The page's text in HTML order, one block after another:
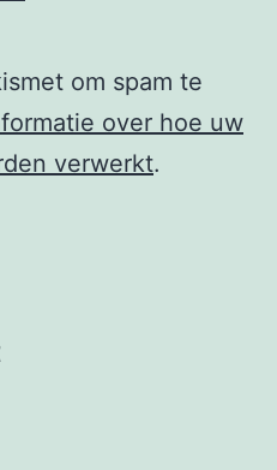
om spam te
over hoe uw
verwerkt.